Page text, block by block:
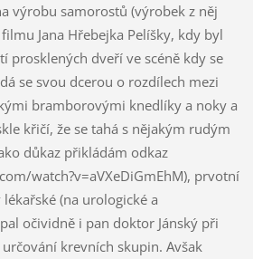
výrobu samorostů (výrobek z něj
Jana Hřebejka Pelíšky, kdy byl
prosklených dveří ve scéně kdy se
se svou dcerou o rozdílech mezi
bramborovými knedlíky a noky a
křičí, že se tahá s nějakým rudým
důkaz přikládám odkaz
watch?v=aVXeDiGmEhM), prvotní
(na urologické a
očividně i pan doktor Jánský při
krevních skupin. Avšak